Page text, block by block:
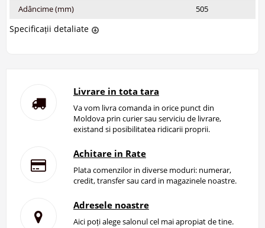
Adâncime (mm)
505
Specificații detaliate
Livrare in tota tara
Va vom livra comanda in orice punct din
Moldova prin curier sau serviciu de livrare,
existand si posibilitatea ridicarii proprii.
Achitare in Rate
Plata comenzilor in diverse moduri: numerar,
credit, transfer sau card in magazinele noastre.
Adresele noastre
Aici poți alege salonul cel mai apropiat de tine.